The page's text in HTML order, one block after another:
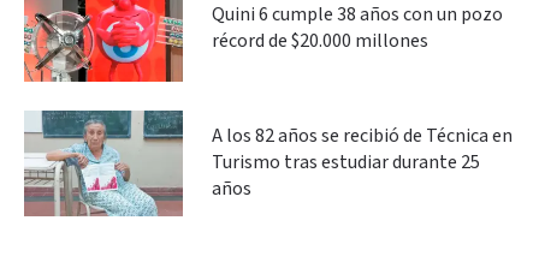
Quini 6 cumple 38 años con un pozo
récord de $20.000 millones
A los 82 años se recibió de Técnica en
Turismo tras estudiar durante 25
años